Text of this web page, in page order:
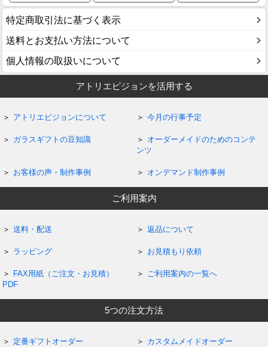
特定商取引法に基づく表示
送料とお支払い方法について
個人情報の取扱いについて
アトリエピジョンを活用する
アトリエピジョンについて 今月の行事予定
ガラスギフトの豆知識
オーダーメイドのためのコンテ
ンツ
お客様の声・制作事例 オンデマンド制作事例
ご利用案内
送料・配送 返品について
ラッピング お見積もり依頼
FAX用紙（ご注文・お見積）
PDF
ご利用案内の一覧へ
5つの注文方法
定番ギフトオーダー カスタムメイドオーダー